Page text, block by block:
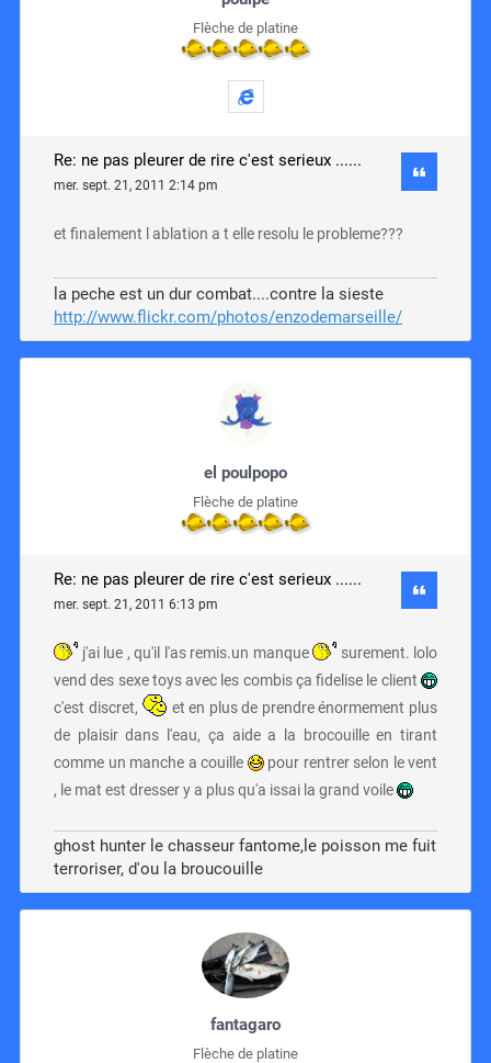
Flèche de platine
Re: ne pas pleurer de rire c'est serieux ......
mer. sept. 21, 2011 2:14 pm
et finalement l ablation a t elle resolu le probleme???
la peche est un dur combat....contre la sieste
http://www.flickr.com/photos/enzodemarseille/
el poulpopo
Flèche de platine
Re: ne pas pleurer de rire c'est serieux ......
mer. sept. 21, 2011 6:13 pm
j'ai lue , qu'il l'as remis.un manque
surement. lolo
vend des sexe toys avec les combis ça fidelise le client
c'est discret,
et en plus de prendre énormement plus
de plaisir dans l'eau, ça aide a la brocouille en tirant
comme un manche a couille
pour rentrer selon le vent
, le mat est dresser y a plus qu'a issai la grand voile
ghost hunter le chasseur fantome,le poisson me fuit
terroriser, d'ou la broucouille
fantagaro
Flèche de platine